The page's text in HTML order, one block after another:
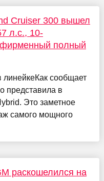
Cruiser 300 вышел
л.с., 10-
фирменный полный
сообщает
представила в
Это заметное
самого мощного
раскошелился на